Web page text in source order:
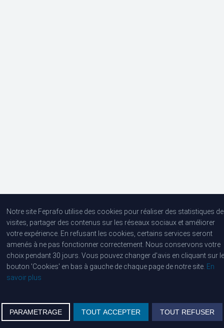
Huisartsen De Grote Rivier
Lanteernhofstraat 106, 2100 Deurne
Tel :03 293 25 50
Notre site Feprafo utilise des cookies pour réaliser des statistiques de
visites, partager des contenus sur les réseaux sociaux et améliorer
votre expérience. En refusant les cookies, certains services seront
amenés à ne pas fonctionner correctement. Nous conservons votre
choix pendant 30 jours. Vous pouvez changer d'avis en cliquant sur
bouton 'Cookies' en bas à gauche de chaque page de notre site. En
savoir plus
PARAMETRAGE TOUT ACCEPTER TOUT REFUSER